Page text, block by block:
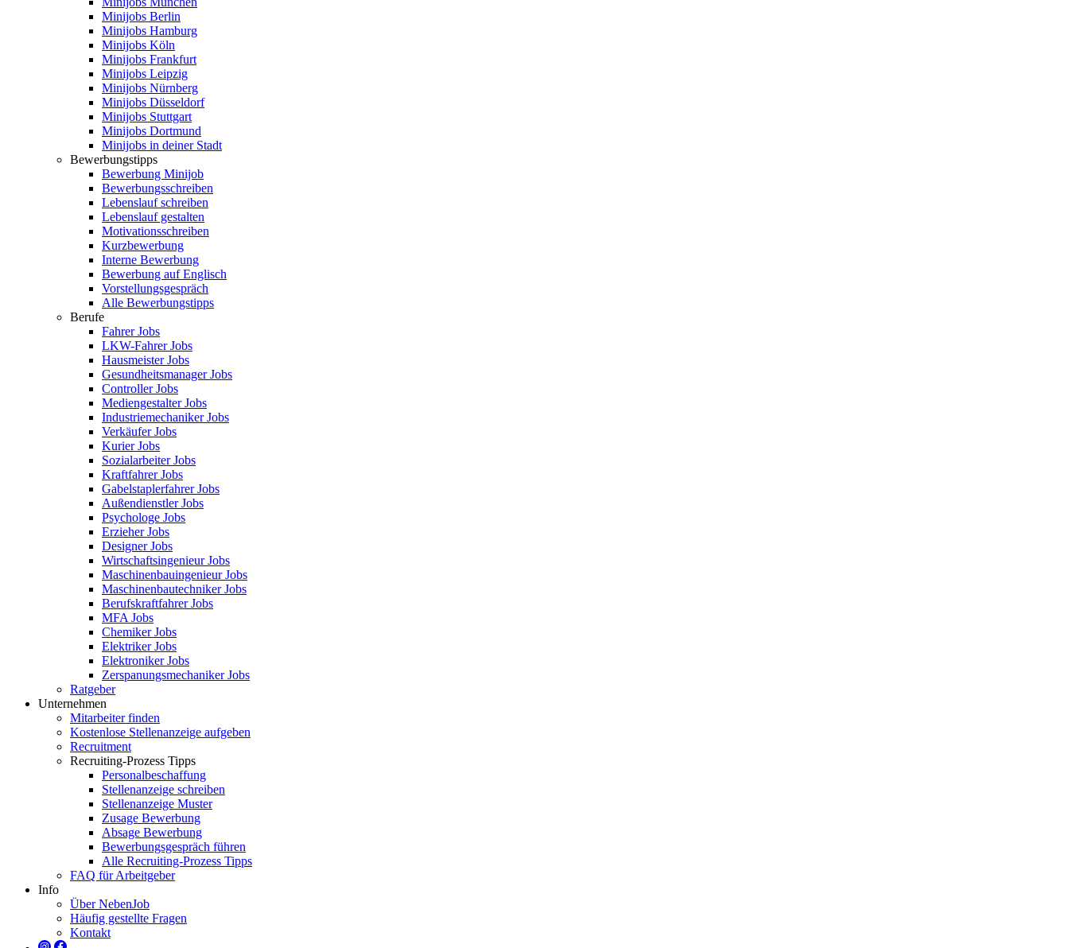
Minijobs Berlin
Minijobs Hamburg
Minijobs Köln
Minijobs Frankfurt
Minijobs Leipzig
Minijobs Nürnberg
Minijobs Düsseldorf
Minijobs Stuttgart
Minijobs Dortmund
Minijobs in deiner Stadt
Bewerbungstipps
Bewerbung Minijob
Bewerbungsschreiben
Lebenslauf schreiben
Lebenslauf gestalten
Motivationsschreiben
Kurzbewerbung
Interne Bewerbung
Bewerbung auf Englisch
Vorstellungsgespräch
Alle Bewerbungstipps
Berufe
Fahrer Jobs
LKW-Fahrer Jobs
Hausmeister Jobs
Gesundheitsmanager Jobs
Controller Jobs
Mediengestalter Jobs
Industriemechaniker Jobs
Verkäufer Jobs
Kurier Jobs
Sozialarbeiter Jobs
Kraftfahrer Jobs
Gabelstaplerfahrer Jobs
Außendienstler Jobs
Psychologe Jobs
Erzieher Jobs
Designer Jobs
Wirtschaftsingenieur Jobs
Maschinenbauingenieur Jobs
Maschinenbautechniker Jobs
Berufskraftfahrer Jobs
MFA Jobs
Chemiker Jobs
Elektriker Jobs
Elektroniker Jobs
Zerspanungsmechaniker Jobs
Ratgeber
Unternehmen
Mitarbeiter finden
Kostenlose Stellenanzeige aufgeben
Recruitment
Recruiting-Prozess Tipps
Personalbeschaffung
Stellenanzeige schreiben
Stellenanzeige Muster
Zusage Bewerbung
Absage Bewerbung
Bewerbungsgespräch führen
Alle Recruiting-Prozess Tipps
FAQ für Arbeitgeber
Info
Über NebenJob
Häufig gestellte Fragen
Kontakt